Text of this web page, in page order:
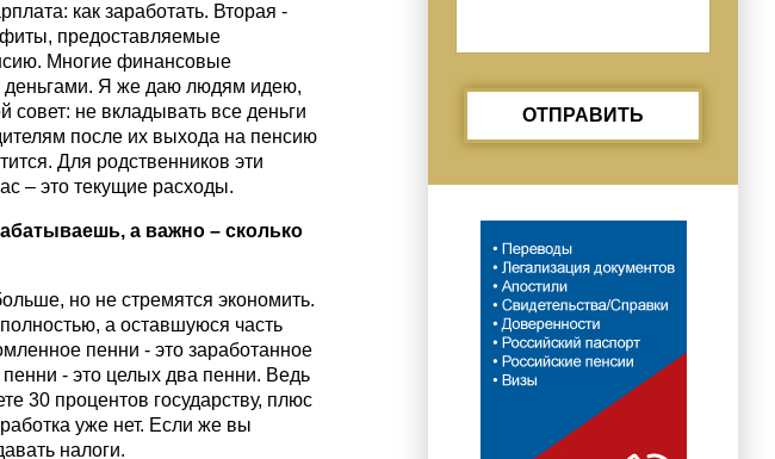
как заработать. Вторая -
предоставляемые
Многие финансовые
деньгами. Я же даю людям идею,
не вкладывать все деньги
после их выхода на пенсию
Для родственников эти
– это текущие расходы.
а важно – сколько
но не стремятся экономить.
а оставшуюся часть
пенни - это заработанное
- это целых два пенни. Ведь
30 процентов государству, плюс
уже нет. Если же вы
налоги.
ОТПРАВИТЬ